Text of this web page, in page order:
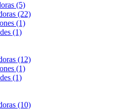
(5)
(22)
(1)
(1)
(12)
(1)
(1)
(10)